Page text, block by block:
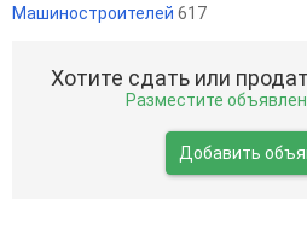
Машиностроителей 617
Хотите сдать или
Разместите
Добавить